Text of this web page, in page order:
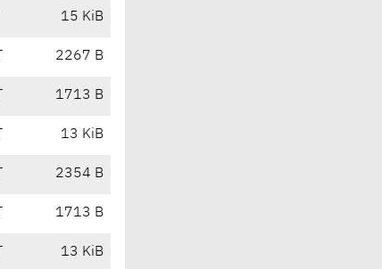
15 KiB
2267 B
1713 B
13 KiB
2354 B
1713 B
13 KiB